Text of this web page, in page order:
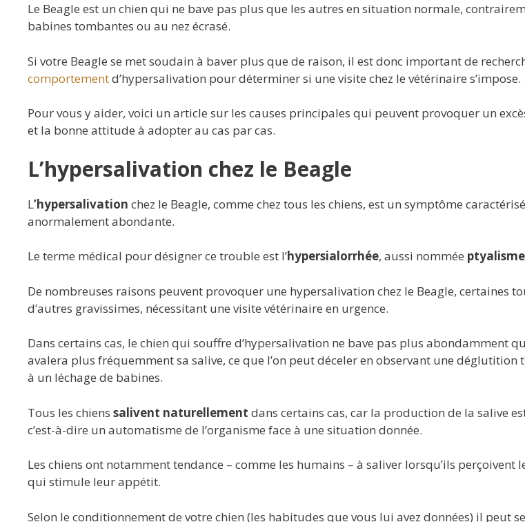
Le Beagle est un chien qui ne bave pas plus que les autres en situation normale,
babines tombantes ou au nez écrasé.
Si votre Beagle se met soudain à baver plus que de raison, il est donc important de
comportementd’hypersalivation pour déterminer si une visite chez le vétérinaire s’impose.
Pour vous y aider, voici un article sur les causes principales qui peuvent provoquer un
et la bonne attitude à adopter au cas par cas.
L’hypersalivation chez le Beagle
L’hypersalivation chez le Beagle, comme chez tous les chiens, est un symptôme
anormalement abondante.
Le terme médical pour désigner ce trouble est l’hypersialorrhée, aussi nommée ptyalisme
De nombreuses raisons peuvent provoquer une hypersalivation chez le Beagle, certaines
d’autres gravissimes, nécessitant une visite vétérinaire en urgence.
Dans certains cas, le chien qui souffre d’hypersalivation ne bave pas plus abondamment
avalera plus fréquemment sa salive, ce que l’on peut déceler en observant une déglutition
à un léchage de babines.
Tous les chiens salivent naturellement dans certains cas, car la production de la salive
c’est-à-dire un automatisme de l’organisme face à une situation donnée.
Les chiens ont notamment tendance – comme les humains – à saliver lorsqu’ils perçoivent
qui stimule leur appétit.
Selon le conditionnement de votre chien (les habitudes que vous lui avez données) il peut